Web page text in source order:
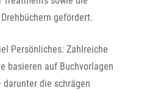
gefördert.
Persönliches: Zahlreiche
basieren auf Buchvorlagen
die schrägen